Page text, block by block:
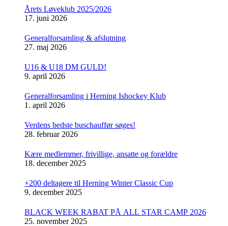
Årets Løveklub 2025/2026
17. juni 2026
Generalforsamling & afslutning
27. maj 2026
U16 & U18 DM GULD!
9. april 2026
Generalforsamling i Herning Ishockey Klub
1. april 2026
Verdens bedste buschauffør søges!
28. februar 2026
Kære medlemmer, frivillige, ansatte og forældre
18. december 2025
+200 deltagere til Herning Winter Classic Cup
9. december 2025
BLACK WEEK RABAT PÅ ALL STAR CAMP 2026
25. november 2025